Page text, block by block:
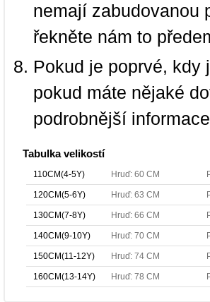
nemají zabudovanou
řekněte nám to
Pokud je poprvé, kdy
pokud máte nějaké
podrobnější
Tabulka velikostí
110CM(4-5Y) Hruď: 60 CM
120CM(5-6Y) Hruď: 63 CM
130CM(7-8Y) Hruď: 66 CM
140CM(9-10Y) Hruď: 70 CM
150CM(11-12Y) Hruď: 74 CM
160CM(13-14Y) Hruď: 78 CM